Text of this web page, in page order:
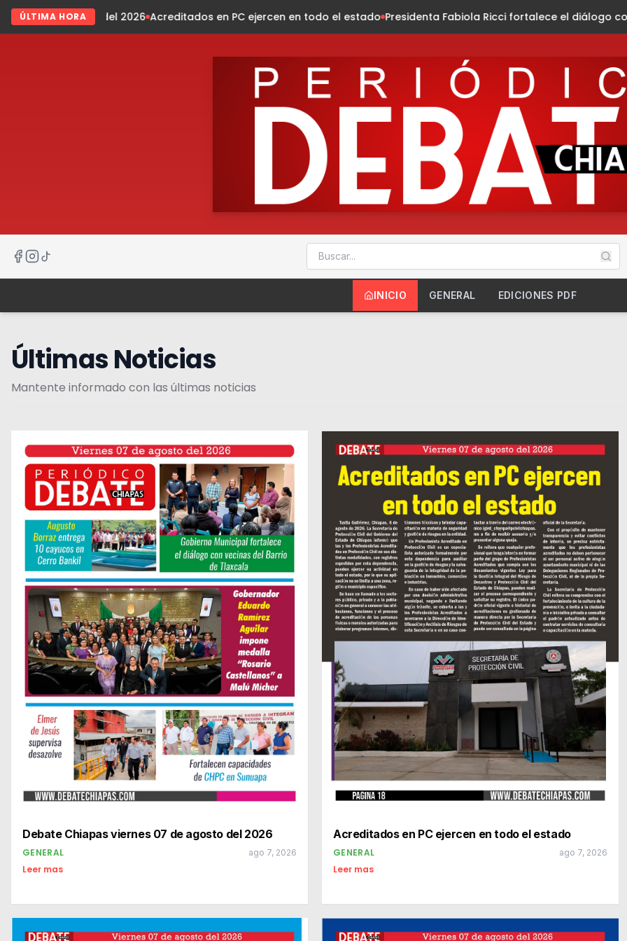
ÚLTIMA HORA
2026 Acreditados en PC ejercen en todo el estado Presidenta Fabiola Ricci fortalece el diálogo con habitantes de la
INICIO GENERAL EDICIONES PDF
Últimas Noticias
Mantente informado con las últimas noticias
Debate Chiapas viernes 07 de agosto del 2026
GENERAL ago 7, 2026
Leer mas
Acreditados en PC ejercen en todo el estado
GENERAL ago 7, 2026
Leer mas